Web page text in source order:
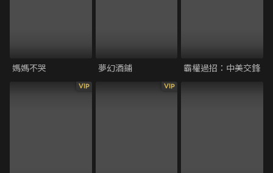
媽媽不哭 夢幻酒鋪 霸權過招：中美交鋒
VIP VIP